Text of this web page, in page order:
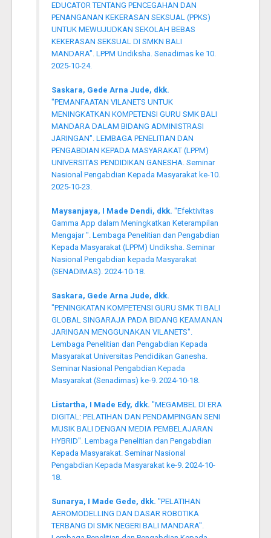
EDUCATOR TENTANG PENCEGAHAN DAN
PENANGANAN KEKERASAN SEKSUAL (PPKS)
UNTUK MEWUJUDKAN SEKOLAH BEBAS
KEKERASAN SEKSUAL DI SMKN BALI
MANDARA". LPPM Undiksha. Senadimas ke 10.
2025-10-24.
Saskara, Gede Arna Jude, dkk.
"PEMANFAATAN VILANETS UNTUK
MENINGKATKAN KOMPETENSI GURU SMK BALI
MANDARA DALAM BIDANG ADMINISTRASI
JARINGAN". LEMBAGA PENELITIAN DAN
PENGABDIAN KEPADA MASYARAKAT (LPPM)
UNIVERSITAS PENDIDIKAN GANESHA. Seminar
Nasional Pengabdian Kepada Masyarakat ke-10.
2025-10-23.
Maysanjaya, I Made Dendi, dkk. "Efektivitas
Gamma App dalam Meningkatkan Keterampilan
Mengajar ". Lembaga Penelitian dan Pengabdian
Kepada Masyarakat (LPPM) Undiksha. Seminar
Nasional Pengabdian kepada Masyarakat
(SENADIMAS). 2024-10-18.
Saskara, Gede Arna Jude, dkk.
"PENINGKATAN KOMPETENSI GURU SMK TI BALI
GLOBAL SINGARAJA PADA BIDANG KEAMANAN
JARINGAN MENGGUNAKAN VILANETS".
Lembaga Penelitian dan Pengabdian Kepada
Masyarakat Universitas Pendidikan Ganesha.
Seminar Nasional Pengabdian Kepada
Masyarakat (Senadimas) ke-9. 2024-10-18.
Listartha, I Made Edy, dkk. "MEGAMBEL DI ERA
DIGITAL: PELATIHAN DAN PENDAMPINGAN SENI
MUSIK BALI DENGAN MEDIA PEMBELAJARAN
HYBRID". Lembaga Penelitian dan Pengabdian
Kepada Masyarakat. Seminar Nasional
Pengabdian Kepada Masyarakat ke-9. 2024-10-
18.
Sunarya, I Made Gede, dkk. "PELATIHAN
AEROMODELLING DAN DASAR ROBOTIKA
TERBANG DI SMK NEGERI BALI MANDARA".